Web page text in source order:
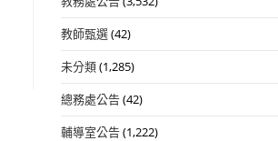
教師甄選(42)
未分類(1,285)
總務處公告(42)
輔導室公告(1,222)